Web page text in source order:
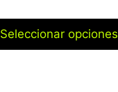
Seleccionar opciones